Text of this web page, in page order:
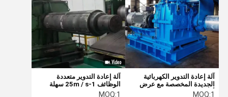
آلة إعادة التدوير متعددة
الوظائف 1-25m / s سهلة
التشغيل والاتصال بخط الإنتاج
MOQ:1
آلة إعادة التدوير الكهربائية
الجديدة المخصصة مع عرض
MOQ:1